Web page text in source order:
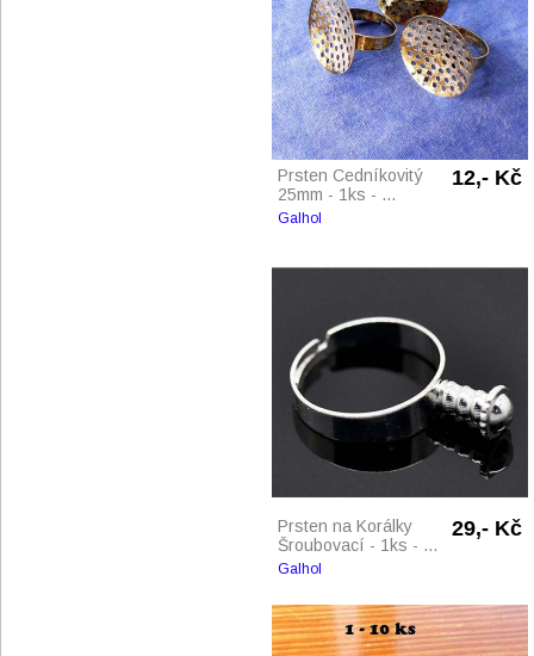
Prsten Cedníkovitý
25mm - 1ks - ...
12,- Kč
Galhol
Prsten na Korálky
Šroubovací - 1ks - ...
29,- Kč
Galhol